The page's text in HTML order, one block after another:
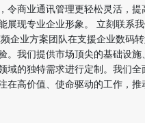
令商业通讯管理更轻松灵活，提
展现专业企业形象。 立刻联系
企业方案团队在支援企业数码
。我们提供市场顶尖的基础设施
域的独特需求进行定制。我们全
在高价值、使命驱动的工作，推